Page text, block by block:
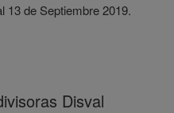
13 de Septiembre 2019.
Disval